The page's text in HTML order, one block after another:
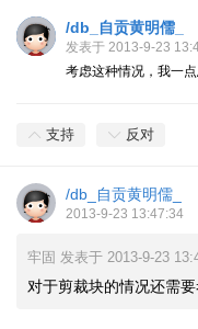
/db_自贡黄明儒_
发表于 2013-9-23
考虑这种情况，我一
支持 反对
/db_自贡黄明儒_
2013-9-23 13:47:34
牢固 发表于 2013-9-23
对于剪裁块的情况还需要